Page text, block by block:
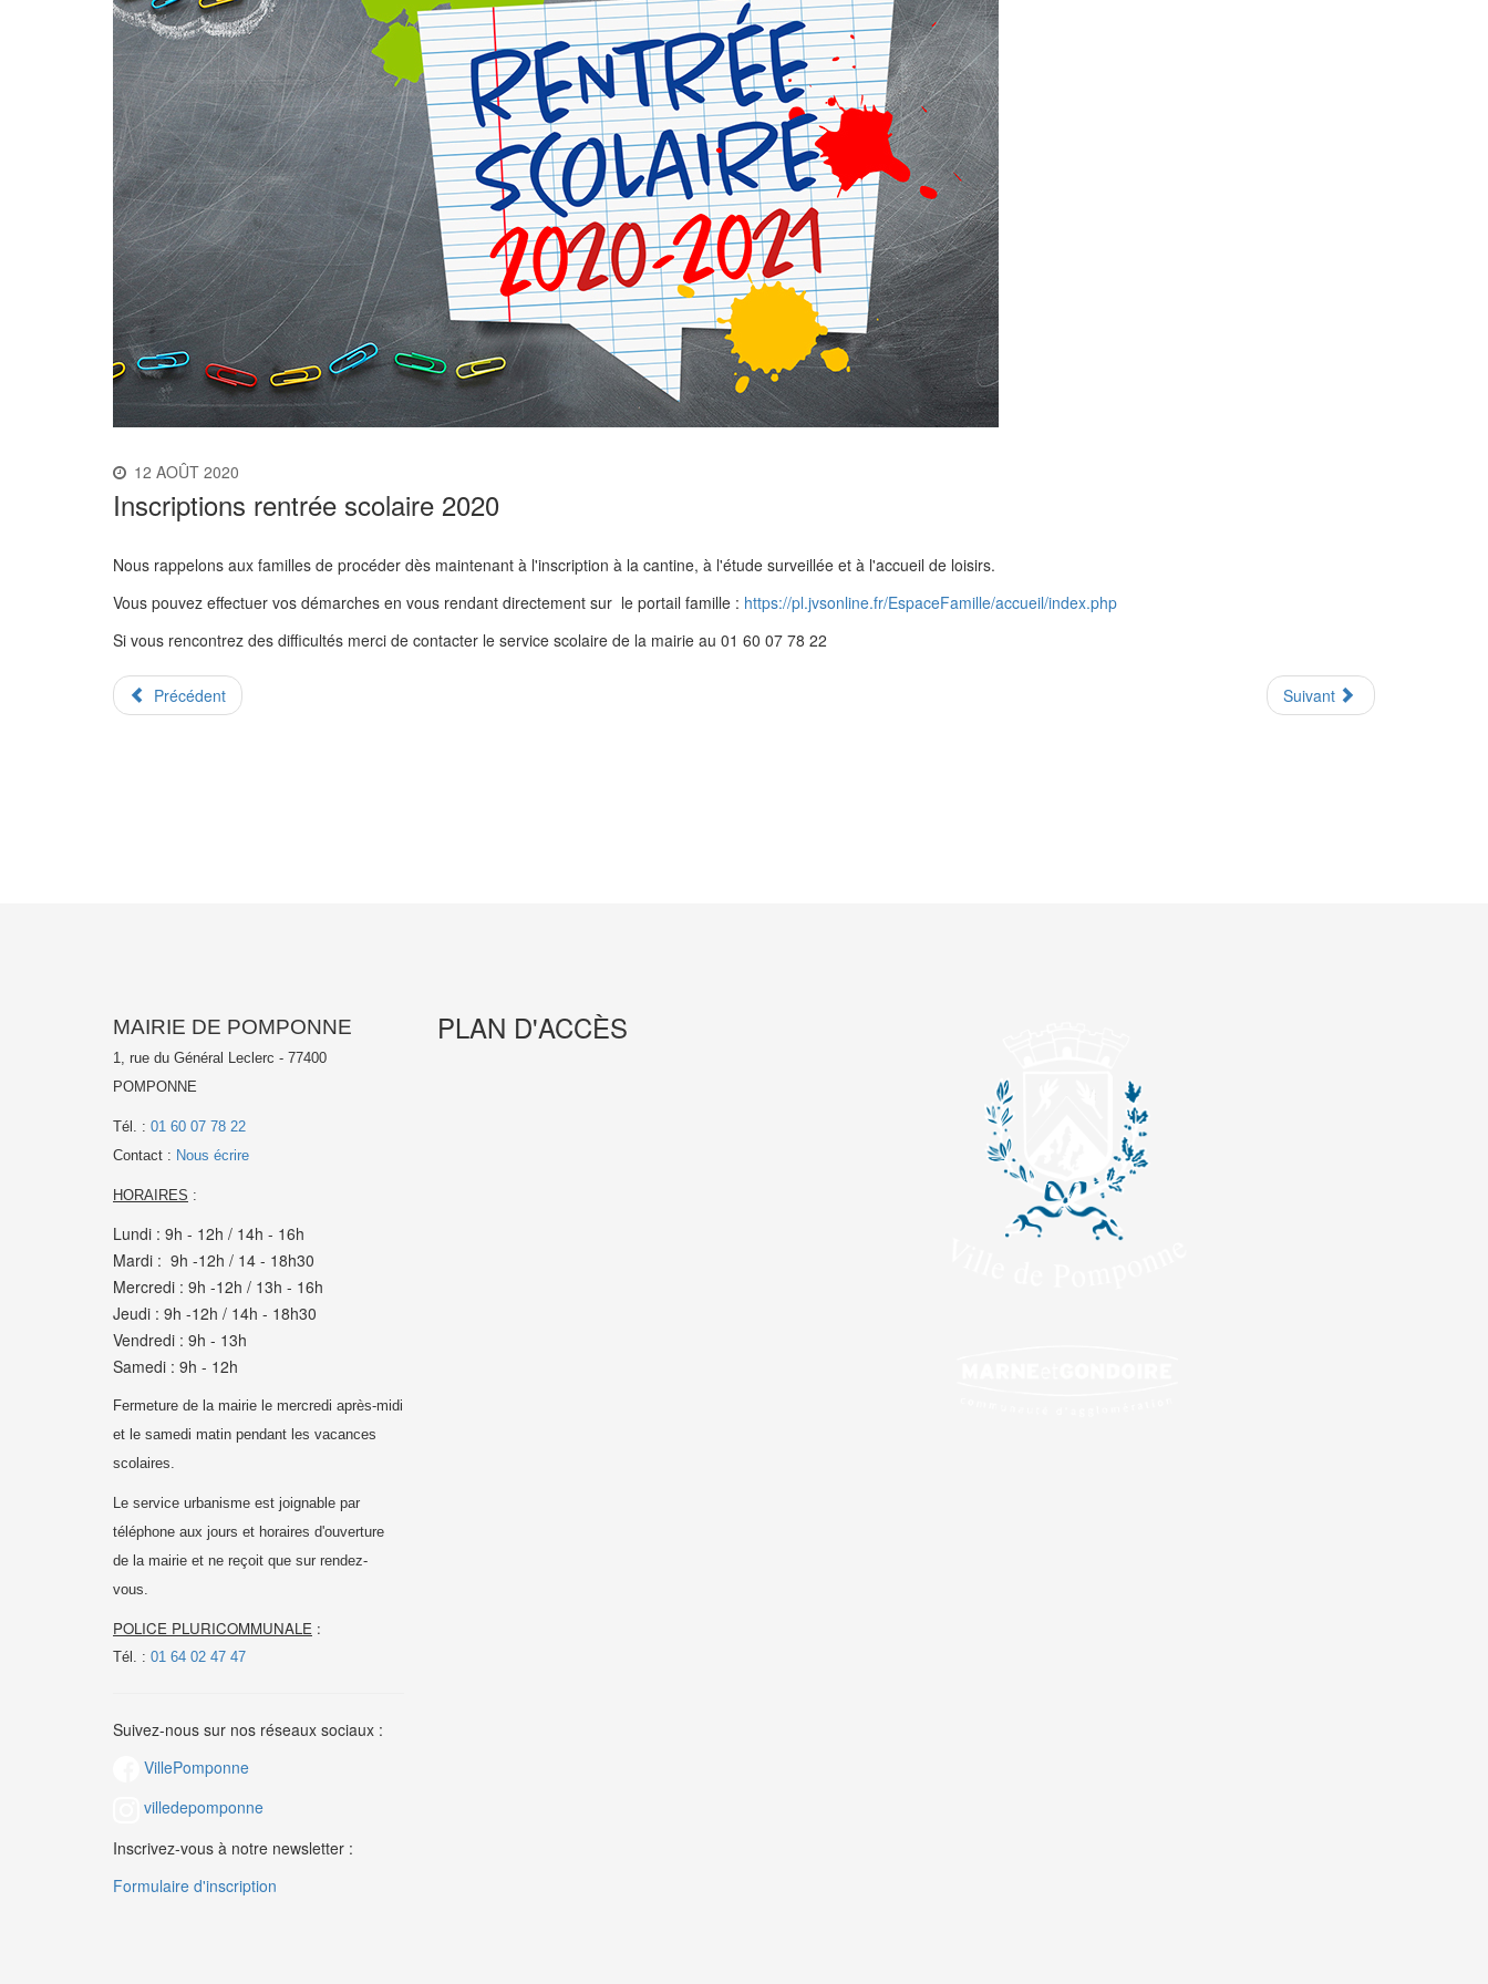
12 AOÛT 2020
Inscriptions rentrée scolaire 2020
Nous rappelons aux familles de procéder dès maintenant à l'inscription à la cantine, à l'étude surveillée et à l'accueil de loisirs.
Vous pouvez effectuer vos démarches en vous rendant directement sur le portail famille : https://pl.jvsonline.fr/EspaceFamille/accueil/index.php
Si vous rencontrez des difficultés merci de contacter le service scolaire de la mairie au 01 60 07 78 22
Précédent Suivant
MAIRIE DE POMPONNE
1, rue du Général Leclerc - 77400
POMPONNE
Tél. : 01 60 07 78 22
Contact : Nous écrire
HORAIRES :
Lundi : 9h - 12h / 14h - 16h
Mardi : 9h -12h / 14 - 18h30
Mercredi : 9h -12h / 13h - 16h
Jeudi : 9h -12h / 14h - 18h30
Vendredi : 9h - 13h
Samedi : 9h - 12h
Fermeture de la mairie le mercredi après-midi
et le samedi matin pendant les vacances
scolaires.
Le service urbanisme est joignable par
téléphone aux jours et horaires d'ouverture
de la mairie et ne reçoit que sur rendez-
vous.
POLICE PLURICOMMUNALE :
Tél. : 01 64 02 47 47
Suivez-nous sur nos réseaux sociaux :
VillePomponne
villedepomponne
Inscrivez-vous à notre newsletter :
Formulaire d'inscription
PLAN D'ACCÈS